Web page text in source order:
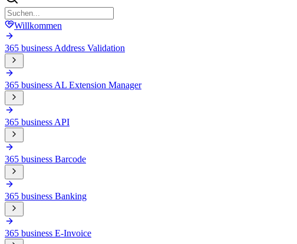
Willkommen
365 business Address Validation
365 business AL Extension Manager
365 business API
365 business Barcode
365 business Banking
365 business E-Invoice